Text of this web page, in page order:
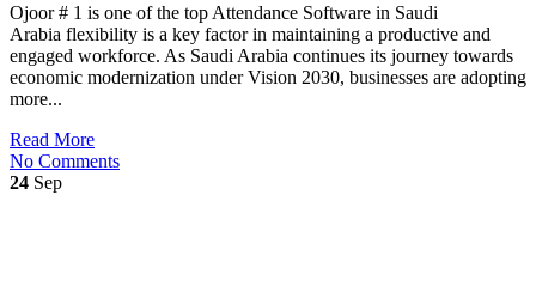
Ojoor # 1 is one of the top Attendance Software in Saudi
Arabia flexibility is a key factor in maintaining a productive and
engaged workforce. As Saudi Arabia continues its journey towards
economic modernization under Vision 2030, businesses are adopting
more...
Read More
No Comments
24 Sep